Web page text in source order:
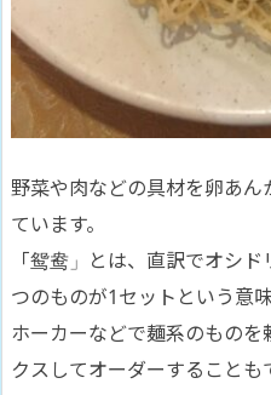
野菜や肉などの具材を卵あ
ています。
「鸳鸯」とは、直訳でオシ
つのものが1セットという意
ホーカーなどで麺系のもの
クスしてオーダーすることも